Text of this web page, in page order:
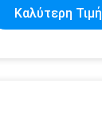
Καλύτερη Τιμή